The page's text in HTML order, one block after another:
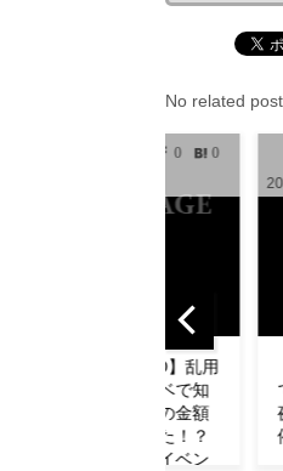
No related
0 0
【ポケモンGO】日本
でもくる？ドイツで
夜間に伝説レイド開
催！！【海外情報】